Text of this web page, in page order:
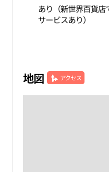
あり（新世界百貨
サービスあり）
地図 アクセス